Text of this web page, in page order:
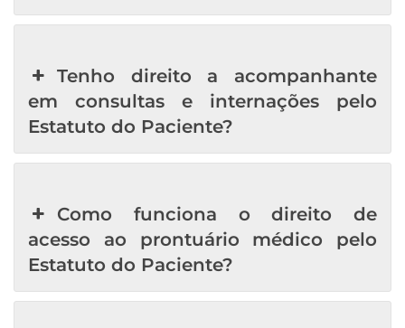
Tenho direito a acompanhante
em consultas e internações pelo
Estatuto do Paciente?
Como funciona o direito de
acesso ao prontuário médico pelo
Estatuto do Paciente?